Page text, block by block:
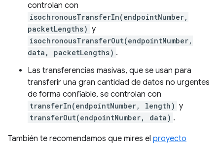
controlan con
isochronousTransferIn(endpointNumber,
packetLengths) y
isochronousTransferOut(endpointNumber,
data, packetLengths) .
Las transferencias masivas, que se usan para
transferir una gran cantidad de datos no urgentes
de forma confiable, se controlan con
transferIn(endpointNumber, length) y
transferOut(endpointNumber, data) .
También te recomendamos que mires el proyecto